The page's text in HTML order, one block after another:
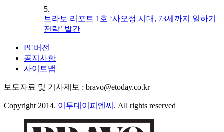
5.
브라보 리포트 1호 ‘사오정 시대, 73세까지 일하기
전략’ 발간
PC버전
공지사항
사이트맵
보도자료 및 기사제보 : bravo@etoday.co.kr
Copyright 2014. 이투데이피엔씨 . All rights reserved